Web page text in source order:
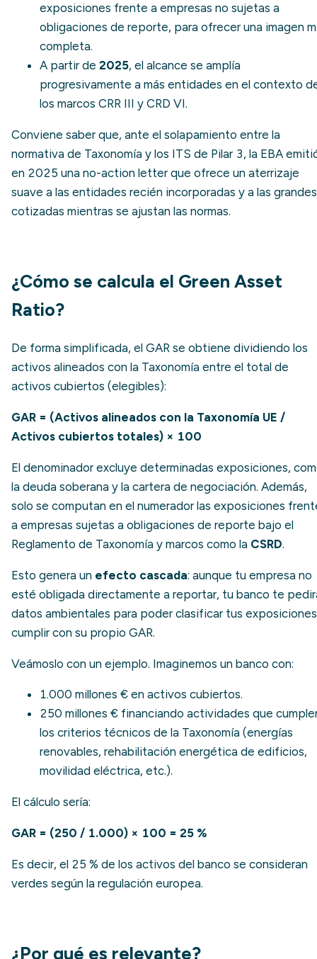
exposiciones frente a empresas no sujetas a
obligaciones de reporte, para ofrecer una imagen
completa.
A partir de 2025, el alcance se amplía
progresivamente a más entidades en el contexto
los marcos CRR III y CRD VI.
Conviene saber que, ante el solapamiento entre la
normativa de Taxonomía y los ITS de Pilar 3, la EBA
en 2025 una no-action letter que ofrece un aterrizaje
suave a las entidades recién incorporadas y a las grandes
cotizadas mientras se ajustan las normas.
¿Cómo se calcula el Green Asset
Ratio?
De forma simplificada, el GAR se obtiene dividiendo los
activos alineados con la Taxonomía entre el total de
activos cubiertos (elegibles):
GAR = (Activos alineados con la Taxonomía UE /
Activos cubiertos totales) × 100
El denominador excluye determinadas exposiciones,
la deuda soberana y la cartera de negociación. Además,
solo se computan en el numerador las exposiciones
a empresas sujetas a obligaciones de reporte bajo el
Reglamento de Taxonomía y marcos como la CSRD.
Esto genera un efecto cascada: aunque tu empresa no
esté obligada directamente a reportar, tu banco te
datos ambientales para poder clasificar tus
cumplir con su propio GAR.
Veámoslo con un ejemplo. Imaginemos un banco con:
1.000 millones € en activos cubiertos.
250 millones € financiando actividades que
los criterios técnicos de la Taxonomía (energías
renovables, rehabilitación energética de edificios,
movilidad eléctrica, etc.).
El cálculo sería:
GAR = (250 / 1.000) × 100 = 25 %
Es decir, el 25 % de los activos del banco se consideran
verdes según la regulación europea.
¿Por qué es relevante?